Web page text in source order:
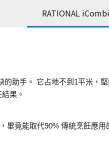
RATIONAL
助手。 它占地不到1平米，
果。
畢竟能取代90% 傳統烹飪應